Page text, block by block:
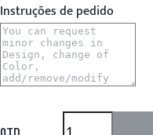
Instruções de pedido
QTD